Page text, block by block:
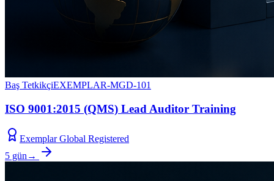
Baş TetkikçiEXEMPLAR-MGD-101
ISO 9001:2015 (QMS) Lead Auditor Training
Exemplar Global Registered
5 gün →